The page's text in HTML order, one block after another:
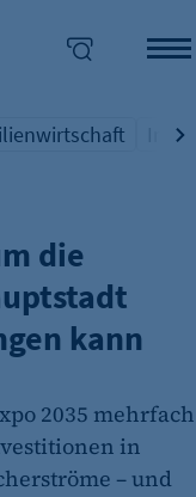
die
kann
2035 mehrfach
in
– und